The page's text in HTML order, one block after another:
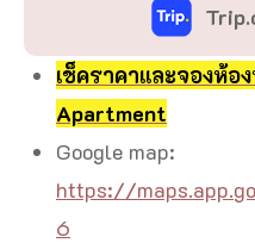
เช็คราคาและจองห้อ
Apartment
Google map:
https://
6